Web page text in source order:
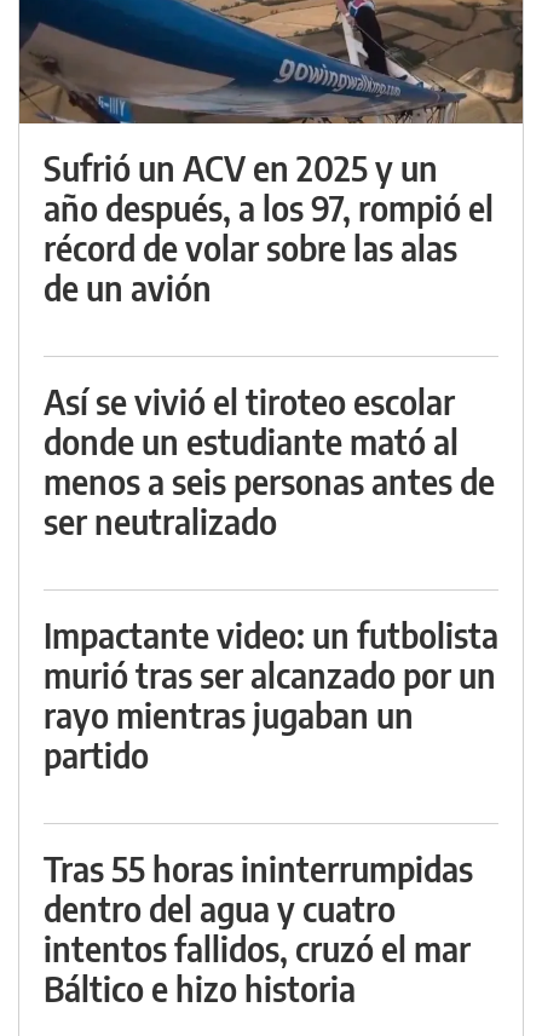
Sufrió un ACV en 2025 y un
año después, a los 97, rompió el
récord de volar sobre las alas
de un avión
Así se vivió el tiroteo escolar
donde un estudiante mató al
menos a seis personas antes de
ser neutralizado
Impactante video: un futbolista
murió tras ser alcanzado por un
rayo mientras jugaban un
partido
Tras 55 horas ininterrumpidas
dentro del agua y cuatro
intentos fallidos, cruzó el mar
Báltico e hizo historia